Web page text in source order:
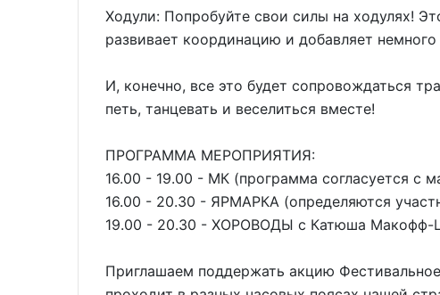
Ходули: Попробуйте свои силы на ходулях!
развивает координацию и добавляет
И, конечно, все это будет сопровождаться
петь, танцевать и веселиться вместе!
ПРОГРАММА МЕРОПРИЯТИЯ:
16.00 - 19.00 - МК (программа согласуется с
16.00 - 20.30 - ЯРМАРКА (определяются
19.00 - 20.30 - ХОРОВОДЫ с Катюша Макофф-
Приглашаем поддержать акцию